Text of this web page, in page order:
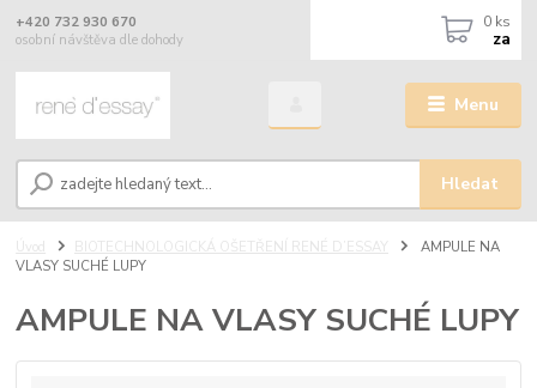
Menu
Hledat
+420 732 930 670
osobní návštěva dle dohody
0 ks
za
Úvod BIOTECHNOLOGICKÁ OŠETŘENÍ RENÉ D’ESSAY
AMPULE NA
VLASY SUCHÉ LUPY
AMPULE NA VLASY SUCHÉ LUPY